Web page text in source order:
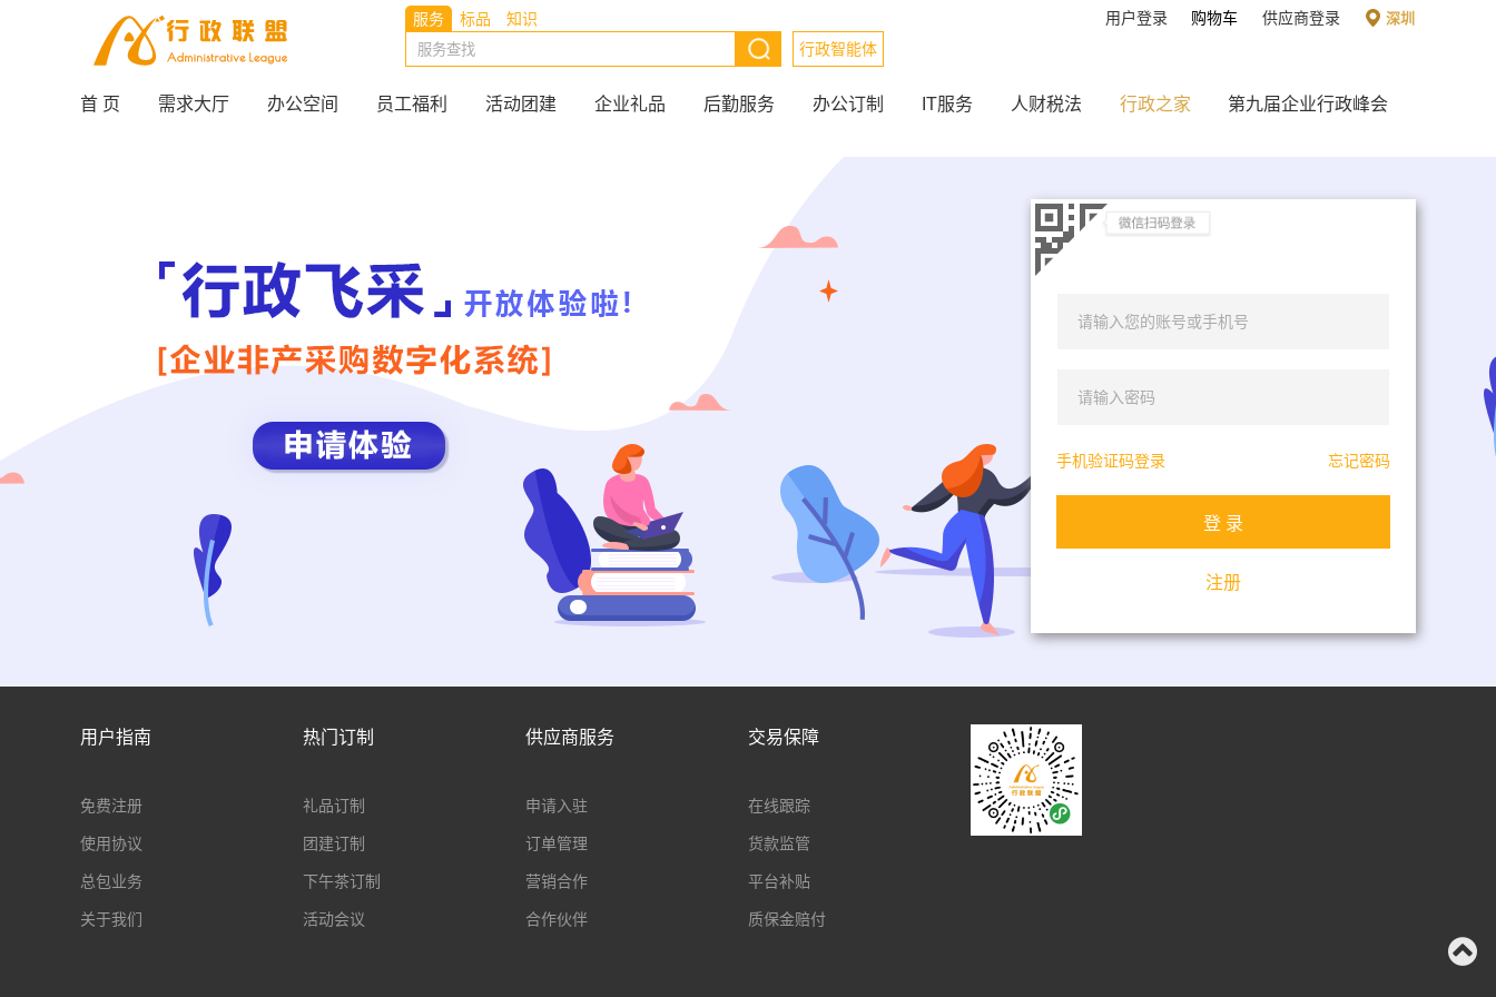
深圳
供应商登录
购物车
用户登录
服务 标品
知识
行政智能体
首 页 需求大厅 办公空间 员工福利 活动团建 企业礼品 后勤服务 办公订制 IT服务 人财税法 行政之家 第九届企业行政峰会
手机验证码登录 忘记密码
登 录
注册
用户指南
免费注册
使用协议
总包业务
关于我们
热门订制
礼品订制
团建订制
下午茶订制
活动会议
供应商服务
申请入驻
订单管理
营销合作
合作伙伴
交易保障
在线跟踪
货款监管
平台补贴
质保金赔付